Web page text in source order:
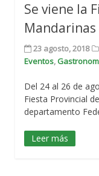
Se viene la
Mandarinas
23 agosto, 2018
Eventos,
Del 24 al 26 de
Fiesta Provincial
departamento
Leer más